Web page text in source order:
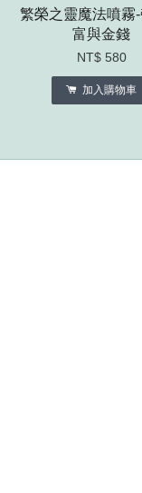
繁榮之靈魔法噴霧
富與金錢
NT$ 580
加入購物車